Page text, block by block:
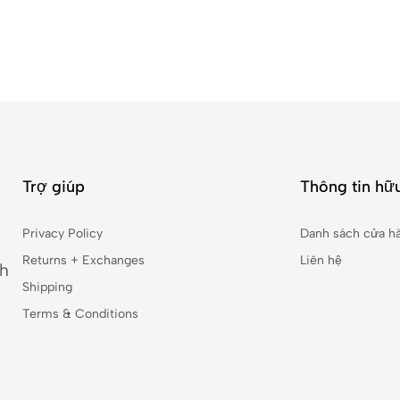
Trợ giúp
Privacy Policy
Returns + Exchanges
Shipping
Terms & Conditions
Thông tin
Danh sách cửa
Liên hệ